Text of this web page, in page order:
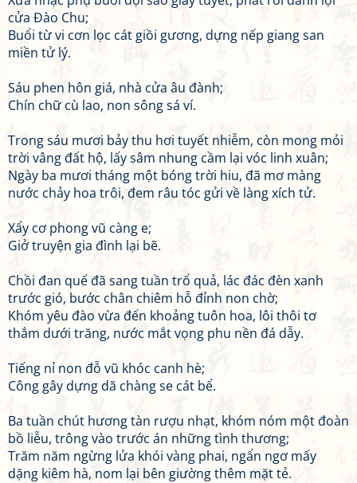
cửa Đào Chu;
Buổi từ vi cơn lọc cát giồi gương, dựng nếp giang san
miền tử lý.
Sáu phen hôn giá, nhà cửa âu đành;
Chín chữ cù lao, non sông sá ví.
Trong sáu mươi bảy thu hơi tuyết nhiễm, còn mong mỏi
trời vâng đất hộ, lấy sâm nhung cầm lại vóc linh xuân;
Ngày ba mươi tháng một bóng trời hiu, đã mơ màng
nước chảy hoa trôi, đem râu tóc gửi về làng xích tử.
Xẩy cơ phong vũ càng e;
Giở truyện gia đình lại bẽ.
Chồi đan quế đã sang tuần trổ quả, lác đác đèn xanh
trước gió, bước chân chiêm hỗ đỉnh non chờ;
Khóm yêu đào vừa đến khoảng tuôn hoa, lôi thôi tơ
thắm dưới trăng, nước mắt vọng phu nền đá dẫy.
Tiếng nỉ non đỗ vũ khóc canh hè;
Công gây dựng dã chàng se cát bể.
Ba tuần chút hương tàn rượu nhạt, khóm nóm một đoàn
bồ liễu, trông vào trước án những tình thương;
Trăm năm ngừng lửa khói vàng phai, ngẩn ngơ mấy
dặng kiêm hà, nom lại bên giường thêm mặt tẻ.